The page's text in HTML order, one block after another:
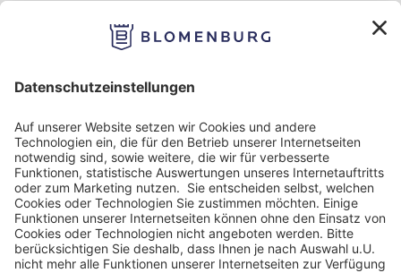
Impressum
Datenschutzinformation
Nutzungsbedingungen